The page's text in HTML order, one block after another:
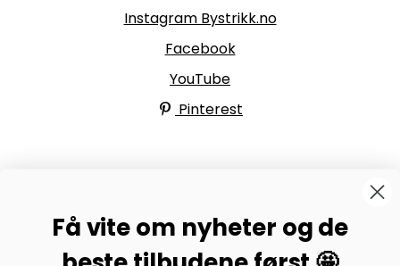
Instagram Bystrikk.no
Facebook
YouTube
Pinterest
Bli medlem av Bystrikk-forumet vårt på Facebook og
møt både designere og teststrikkere, samt 31.000
Få vite om nyheter og de